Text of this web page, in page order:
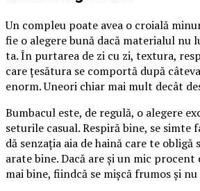
Un compleu poate avea o croială
fie o alegere bună dacă materialul nu
ta. În purtarea de zi cu zi, textura,
care țesătura se comportă după
enorm. Uneori chiar mai mult decât
Bumbacul este, de regulă, o alegere
seturile casual. Respiră bine, se simte
dă senzația aia de haină care te obligă
arate bine. Dacă are și un mic procent
mai bine, fiindcă se mișcă frumos și